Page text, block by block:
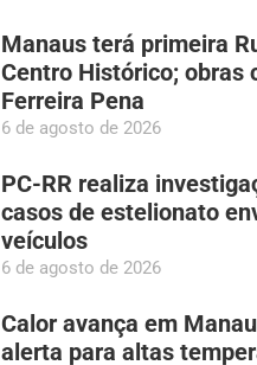
Manaus terá primeira
Centro Histórico; obras
Ferreira Pena
6 de agosto de 2026
PC-RR realiza
casos de estelionato
veículos
6 de agosto de 2026
Calor avança em
alerta para altas